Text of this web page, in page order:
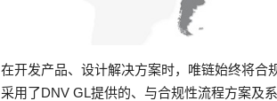
在开发产品、设计解决方案时，唯链始终将合
采用了DNV GL提供的、与合规性流程方案及